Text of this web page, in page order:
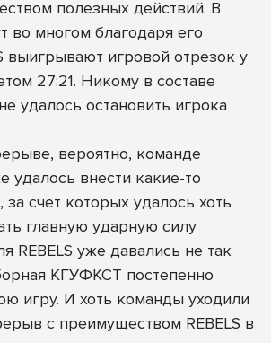
полезных действий. В
во многом благодаря его
выигрывают игровой отрезок у
27:21. Никому в составе
удалось остановить игрока
вероятно, команде
внести какие-то
счет которых удалось хоть
главную ударную силу
REBELS уже давались не так
КГУФКСТ постепенно
игру. И хоть команды уходили
с преимуществом REBELS в